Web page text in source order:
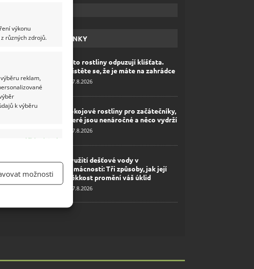
výkonu
různých zdrojů.
reklam,
k výběru
Vždy aktivní
možnosti
ŽHAVÉ NOVINKY
Tyto rostliny odpuzují klíšťata.
Ujistěte se, že je máte na zahrádce
7.8.2026
Pokojové rostliny pro začátečníky,
které jsou nenáročné a něco vydrží
7.8.2026
Využití dešťové vody v
domácnosti: Tři způsoby, jak její
měkkost promění váš úklid
7.8.2026